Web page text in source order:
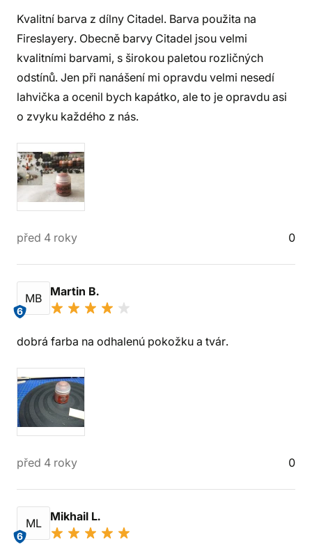
Kvalitní barva z dílny Citadel. Barva použita na
Fireslayery. Obecně barvy Citadel jsou velmi
kvalitními barvami, s širokou paletou rozličných
odstínů. Jen při nanášení mi opravdu velmi nesedí
lahvička a ocenil bych kapátko, ale to je opravdu asi
o zvyku každého z nás.
před 4 roky 0
MB
6
Martin B.
dobrá farba na odhalenú pokožku a tvár.
před 4 roky 0
ML
6
Mikhail L.